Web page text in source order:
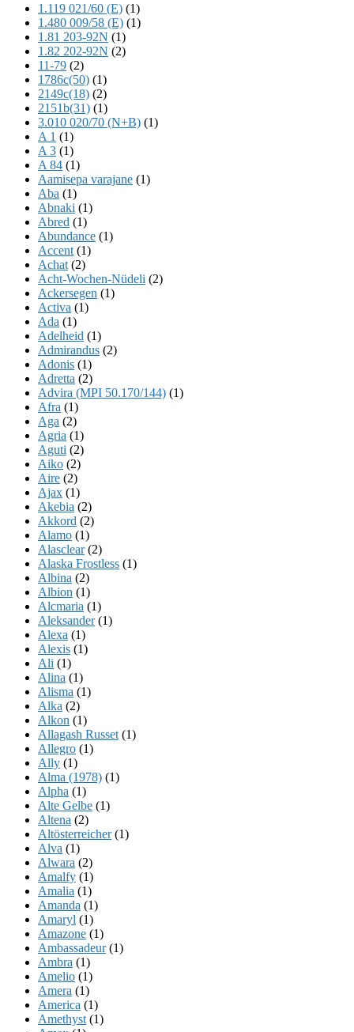
1.119 021/60 (E) (1)
1.480 009/58 (E) (1)
1.81 203-92N (1)
1.82 202-92N (2)
11-79 (2)
1786c(50) (1)
2149c(18) (2)
2151b(31) (1)
3.010 020/70 (N+B) (1)
A 1 (1)
A 3 (1)
A 84 (1)
Aamisepa varajane (1)
Aba (1)
Abnaki (1)
Abred (1)
Abundance (1)
Accent (1)
Achat (2)
Acht-Wochen-Nüdeli (2)
Ackersegen (1)
Activa (1)
Ada (1)
Adelheid (1)
Admirandus (2)
Adonis (1)
Adretta (2)
Advira (MPI 50.170/144) (1)
Afra (1)
Aga (2)
Agria (1)
Aguti (2)
Aiko (2)
Aire (2)
Ajax (1)
Akebia (2)
Akkord (2)
Alamo (1)
Alasclear(2)
Alaska Frostless (1)
Albina (2)
Albion (1)
Alcmaria (1)
Aleksander(1)
Alexa (1)
Alexis (1)
Ali (1)
Alina (1)
Alisma (1)
Alka (2)
Alkon (1)
Allagash Russet (1)
Allegro (1)
Ally (1)
Alma (1978) (1)
Alpha (1)
Alte Gelbe (1)
Altena (2)
Altösterreicher(1)
Alva (1)
Alwara (2)
Amalfy (1)
Amalia (1)
Amanda (1)
Amaryl (1)
Amazone (1)
Ambassadeur(1)
Ambra (1)
Amelio (1)
Amera (1)
America (1)
Amethyst (1)